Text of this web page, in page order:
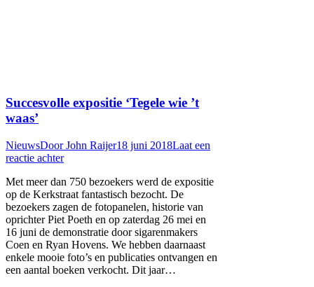
Succesvolle expositie ‘Tegele wie ’t
waas’
NieuwsDoorJohn Raijer18 juni 2018Laat een
reactie achter
Met meer dan 750 bezoekers werd de expositie
op de Kerkstraat fantastisch bezocht. De
bezoekers zagen de fotopanelen, historie van
oprichter Piet Poeth en op zaterdag 26 mei en
16 juni de demonstratie door sigarenmakers
Coen en Ryan Hovens. We hebben daarnaast
enkele mooie foto’s en publicaties ontvangen en
een aantal boeken verkocht. Dit jaar…